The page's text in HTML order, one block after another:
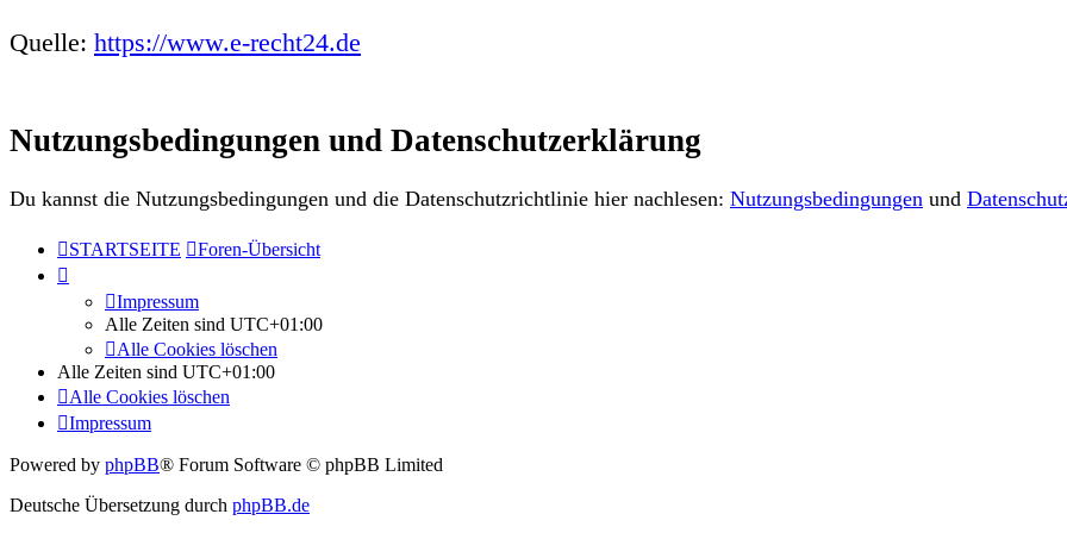
Quelle: https://www.e-recht24.de
Nutzungsbedingungen und Datenschutzerklärung
Du kannst die Nutzungsbedingungen und die Datenschutzrichtlinie hier nachlesen: Nutzungsbedingungen und
STARTSEITE Foren-Übersicht
Impressum
Alle Zeiten sind UTC+01:00
Alle Cookies löschen
Alle Zeiten sind UTC+01:00
Alle Cookies löschen
Impressum
Powered by phpBB® Forum Software © phpBB Limited
Deutsche Übersetzung durch phpBB.de